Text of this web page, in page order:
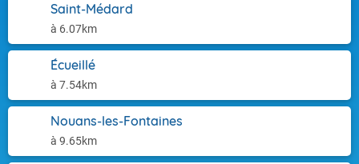
Saint-Médard
à 6.07km
Écueillé
à 7.54km
Nouans-les-Fontaines
à 9.65km